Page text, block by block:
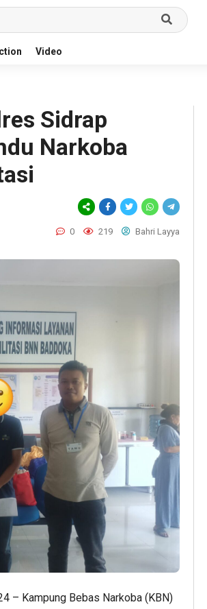
Video
Sidrap
Narkoba
0 219 Bahri Layya
– Kampung Bebas Narkoba (KBN)